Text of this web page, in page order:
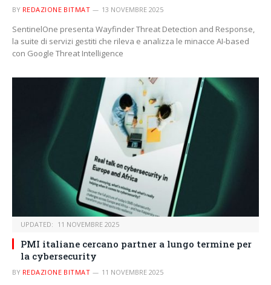
BY REDAZIONE BITMAT 13 NOVEMBRE 2025
SentinelOne presenta Wayfinder Threat Detection and Response,
la suite di servizi gestiti che rileva e analizza le minacce AI-based
con Google Threat Intelligence
UPDATED: 11 NOVEMBRE 2025
PMI italiane cercano partner a lungo termine per
la cybersecurity
BY REDAZIONE BITMAT 11 NOVEMBRE 2025